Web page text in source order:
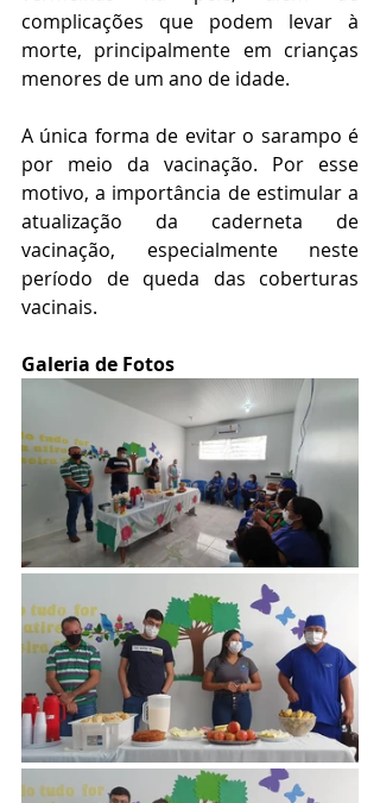
complicações que podem levar à
morte, principalmente em crianças
menores de um ano de idade.
A única forma de evitar o sarampo é
por meio da vacinação. Por esse
motivo, a importância de estimular a
atualização da caderneta de
vacinação, especialmente neste
período de queda das coberturas
vacinais.
Galeria de Fotos